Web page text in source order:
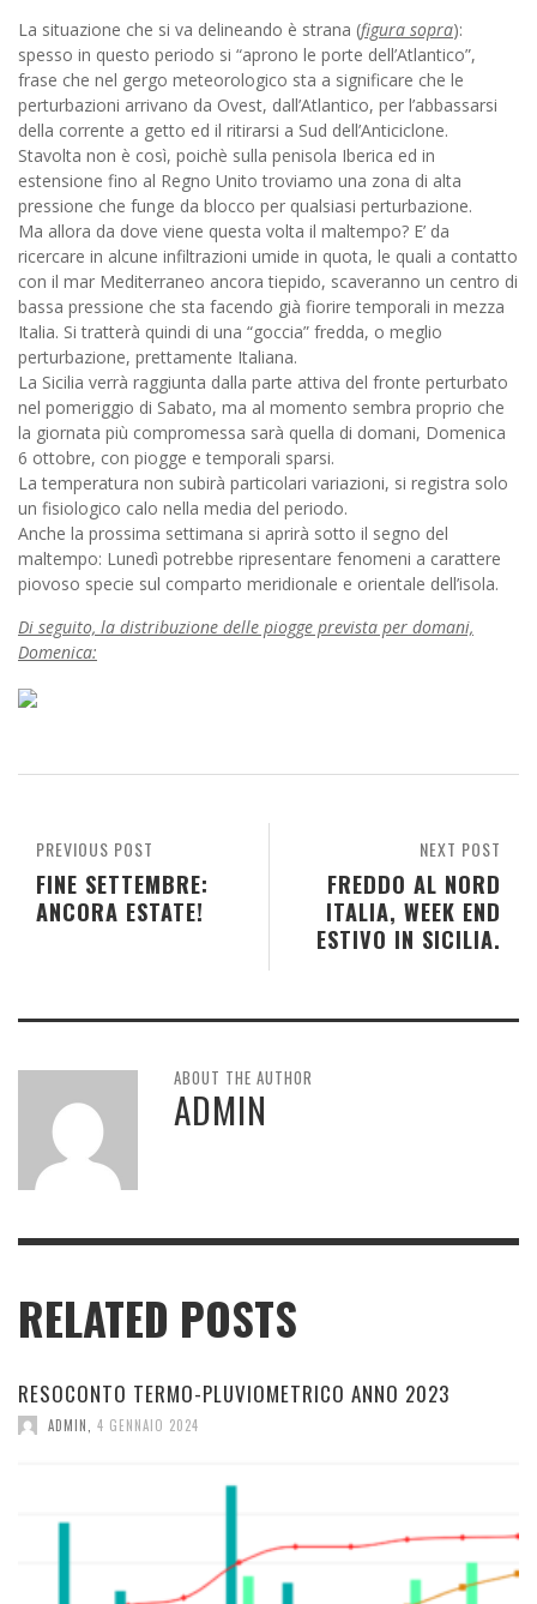
La situazione che si va delineando è strana (figura sopra):
spesso in questo periodo si “aprono le porte dell’Atlantico”,
frase che nel gergo meteorologico sta a significare che le
perturbazioni arrivano da Ovest, dall’Atlantico, per l’abbassarsi
della corrente a getto ed il ritirarsi a Sud dell’Anticiclone.
Stavolta non è così, poichè sulla penisola Iberica ed in
estensione fino al Regno Unito troviamo una zona di alta
pressione che funge da blocco per qualsiasi perturbazione.
Ma allora da dove viene questa volta il maltempo? E’ da
ricercare in alcune infiltrazioni umide in quota, le quali a contatto
con il mar Mediterraneo ancora tiepido, scaveranno un centro di
bassa pressione che sta facendo già fiorire temporali in mezza
Italia. Si tratterà quindi di una “goccia” fredda, o meglio
perturbazione, prettamente Italiana.
La Sicilia verrà raggiunta dalla parte attiva del fronte perturbato
nel pomeriggio di Sabato, ma al momento sembra proprio che
la giornata più compromessa sarà quella di domani, Domenica
6 ottobre, con piogge e temporali sparsi.
La temperatura non subirà particolari variazioni, si registra solo
un fisiologico calo nella media del periodo.
Anche la prossima settimana si aprirà sotto il segno del
maltempo: Lunedì potrebbe ripresentare fenomeni a carattere
piovoso specie sul comparto meridionale e orientale dell’isola.
Di seguito, la distribuzione delle piogge prevista per domani,
Domenica:
NEXT POST
FREDDO AL NORD
ITALIA, WEEK END
ESTIVO IN SICILIA.
PREVIOUS POST
FINE SETTEMBRE:
ANCORA ESTATE!
ABOUT THE AUTHOR
ADMIN
RELATED POSTS
RESOCONTO TERMO-PLUVIOMETRICO ANNO 2023
ADMIN 4 GENNAIO 2024